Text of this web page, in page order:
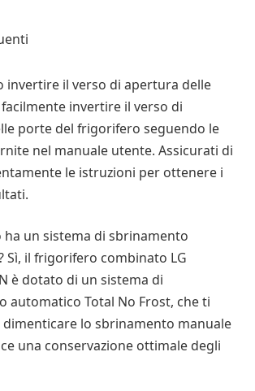
invertire il verso di apertura delle
invertire il verso di
porte del frigorifero seguendo le
nel manuale utente. Assicurati di
le istruzioni per ottenere i
un sistema di sbrinamento
Sì, il frigorifero combinato LG
è dotato di un sistema di
automatico Total No Frost, che ti
lo sbrinamento manuale
una conservazione ottimale degli